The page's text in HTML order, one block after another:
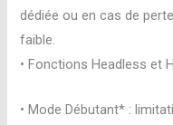
dédiée ou en cas de
faible.
• Fonctions Headless et
• Mode Débutant* :